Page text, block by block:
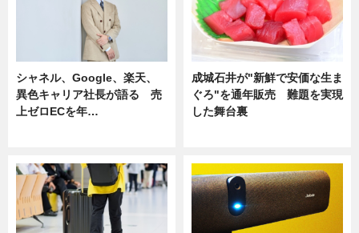
シャネル、Google、楽天、
異色キャリア社長が語る 売
上ゼロECを年…
成城石井が"新鮮で安価な生ま
ぐろ"を通年販売 難題を実現
した舞台裏